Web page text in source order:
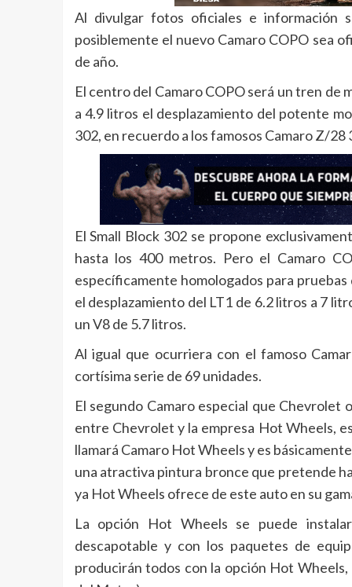
Al divulgar fotos oficiales e información
posiblemente el nuevo Camaro COPO sea
de año.
El centro del Camaro COPO será un tren de
a 4.9 litros el desplazamiento del potente
302, en recuerdo a los famosos Camaro Z/
El Small Block 302 se propone
hasta los 400 metros. Pero el Camaro
específicamente homologados para
el desplazamiento del LT1 de 6.2 litros a 7
un V8 de 5.7 litros.
Al igual que ocurriera con el famoso
cortísima serie de 69 unidades.
El segundo Camaro especial que
entre Chevrolet y la empresa Hot Wheels,
llamará Camaro Hot Wheels y es
una atractiva pintura bronce que pretende
ya Hot Wheels ofrece de este auto en su
La opción Hot Wheels se puede
descapotable y con los paquetes de
producirán todos con la opción Hot